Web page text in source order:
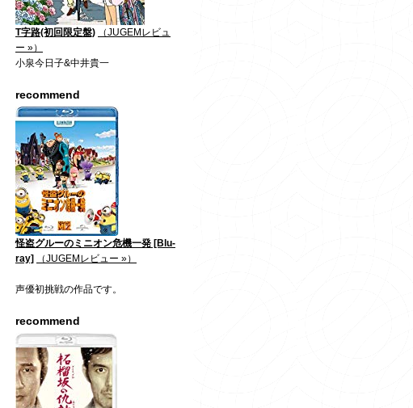
T字路(初回限定盤)
（JUGEMレビュ
ー »）
小泉今日子&中井貴一
recommend
怪盗グルーのミニオン危機一発 [Blu-
ray]
（JUGEMレビュー »）
声優初挑戦の作品です。
recommend